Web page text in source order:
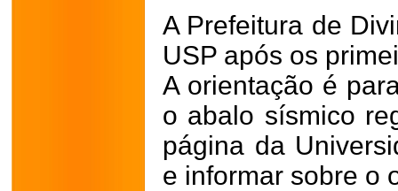
A Prefeitura de
USP após os
A orientação é
o abalo sísmico
página da
e informar sobre o